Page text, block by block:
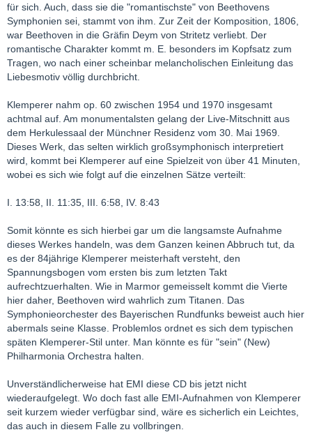
für sich. Auch, dass sie die "romantischste" von Beethovens
Symphonien sei, stammt von ihm. Zur Zeit der Komposition, 1806,
war Beethoven in die Gräfin Deym von Stritetz verliebt. Der
romantische Charakter kommt m. E. besonders im Kopfsatz zum
Tragen, wo nach einer scheinbar melancholischen Einleitung das
Liebesmotiv völlig durchbricht.
Klemperer nahm op. 60 zwischen 1954 und 1970 insgesamt
achtmal auf. Am monumentalsten gelang der Live-Mitschnitt aus
dem Herkulessaal der Münchner Residenz vom 30. Mai 1969.
Dieses Werk, das selten wirklich großsymphonisch interpretiert
wird, kommt bei Klemperer auf eine Spielzeit von über 41 Minuten,
wobei es sich wie folgt auf die einzelnen Sätze verteilt:
I. 13:58, II. 11:35, III. 6:58, IV. 8:43
Somit könnte es sich hierbei gar um die langsamste Aufnahme
dieses Werkes handeln, was dem Ganzen keinen Abbruch tut, da
es der 84jährige Klemperer meisterhaft versteht, den
Spannungsbogen vom ersten bis zum letzten Takt
aufrechtzuerhalten. Wie in Marmor gemeisselt kommt die Vierte
hier daher, Beethoven wird wahrlich zum Titanen. Das
Symphonieorchester des Bayerischen Rundfunks beweist auch hier
abermals seine Klasse. Problemlos ordnet es sich dem typischen
späten Klemperer-Stil unter. Man könnte es für "sein" (New)
Philharmonia Orchestra halten.
Unverständlicherweise hat EMI diese CD bis jetzt nicht
wiederaufgelegt. Wo doch fast alle EMI-Aufnahmen von Klemperer
seit kurzem wieder verfügbar sind, wäre es sicherlich ein Leichtes,
das auch in diesem Falle zu vollbringen.